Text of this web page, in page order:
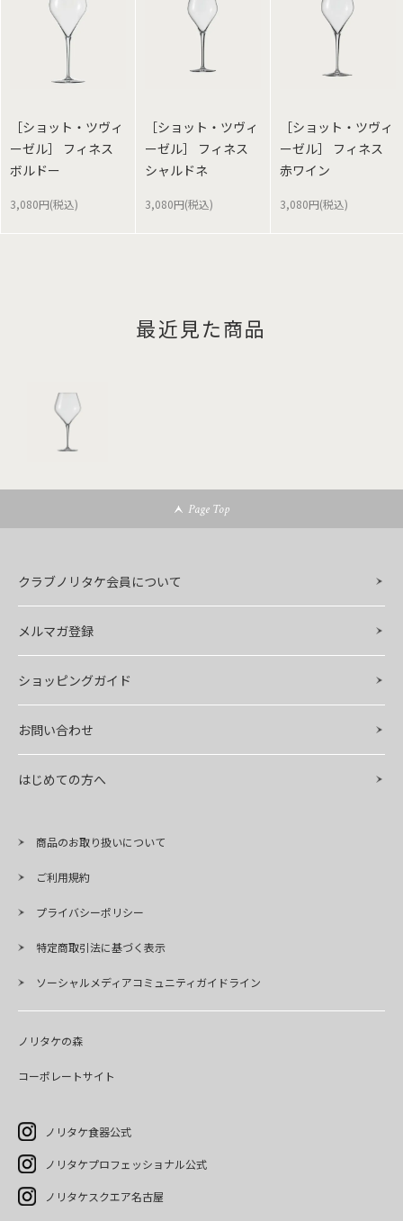
［ショット・ツヴィ
ーゼル］ フィネス
ボルドー
3,080円(税込)
［ショット・ツヴィ
ーゼル］ フィネス
シャルドネ
3,080円(税込)
［ショット・ツヴィ
ーゼル］ フィネス
赤ワイン
3,080円(税込)
最近見た商品
Page Top
クラブノリタケ会員について
メルマガ登録
ショッピングガイド
お問い合わせ
はじめての方へ
商品のお取り扱いについて
ご利用規約
プライバシーポリシー
特定商取引法に基づく表示
ソーシャルメディアコミュニティガイドライン
ノリタケの森
コーポレートサイト
ノリタケ食器公式
ノリタケプロフェッショナル公式
ノリタケスクエア名古屋